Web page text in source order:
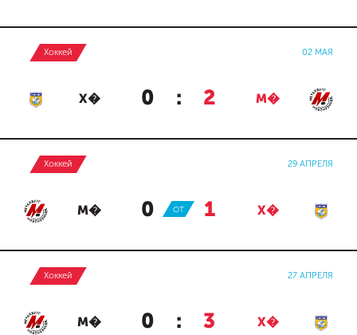
Хоккей 02 МАЯ
Х� 0 : 2 М�
Хоккей 29 АПРЕЛЯ
М� 0 : 1 Х�
ОТ
Хоккей 27 АПРЕЛЯ
М� 0 : 3 Х�